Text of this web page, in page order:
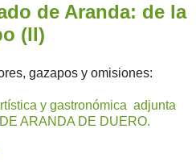
de Aranda: de la
(II)
gazapos y omisiones:
y gastronómica adjunta
ARANDA DE DUERO.